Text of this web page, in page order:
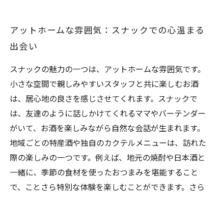
アットホームな雰囲気：スナックでの心温まる
出会い
スナックの魅力の一つは、アットホームな雰囲気です。
小さな空間で親しみやすいスタッフと共に楽しむお酒
は、居心地の良さを感じさせてくれます。スナックで
は、友達のように話しかけてくれるママやバーテンダー
がいて、お酒を楽しみながら自然な会話が生まれます。
地域ごとの特産酒や独自のカクテルメニューは、訪れた
際の楽しみの一つです。例えば、地元の焼酎や日本酒と
一緒に、季節の食材を使ったおつまみを堪能すること
で、ことさら特別な体験を楽しむことができます。さら